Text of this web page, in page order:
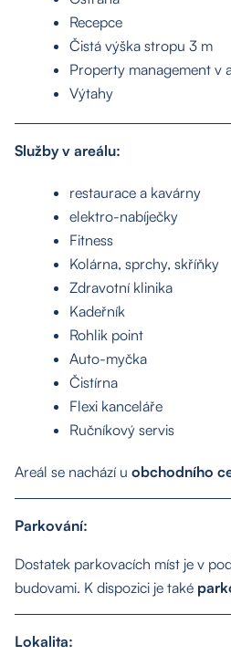
Recepce
Čistá výška stropu 3 m
Property management v
Výtahy
Služby v areálu:
restaurace a kavárny
elektro-nabíječky
Fitness
Kolárna, sprchy, skříňky
Zdravotní klinika
Kadeřník
Rohlik point
Auto-myčka
Čistírna
Flexi kanceláře
Ručníkový servis
Areál se nachází u obchodního
Parkování:
Dostatek parkovacích míst je v
budovami. K dispozici je také
Lokalita: